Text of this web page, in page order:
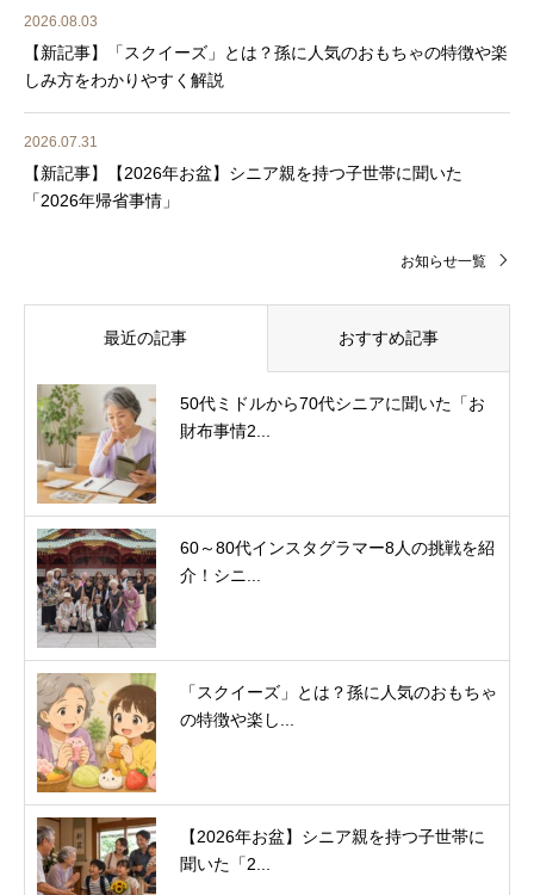
2026.08.03
【新記事】「スクイーズ」とは？孫に人気のおもちゃの特徴や楽
しみ方をわかりやすく解説
2026.07.31
【新記事】【2026年お盆】シニア親を持つ子世帯に聞いた
「2026年帰省事情」
お知らせ一覧
最近の記事 おすすめ記事
50代ミドルから70代シニアに聞いた「お
財布事情2...
60～80代インスタグラマー8人の挑戦を紹
介！シニ...
「スクイーズ」とは？孫に人気のおもちゃ
の特徴や楽し...
【2026年お盆】シニア親を持つ子世帯に
聞いた「2...